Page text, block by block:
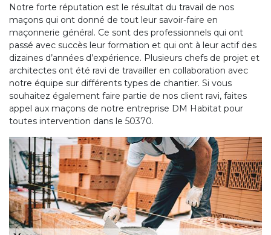
Notre forte réputation est le résultat du travail de nos
maçons qui ont donné de tout leur savoir-faire en
maçonnerie général. Ce sont des professionnels qui ont
passé avec succès leur formation et qui ont à leur actif des
dizaines d’années d’expérience. Plusieurs chefs de projet et
architectes ont été ravi de travailler en collaboration avec
notre équipe sur différents types de chantier. Si vous
souhaitez également faire partie de nos client ravi, faites
appel aux maçons de notre entreprise DM Habitat pour
toutes intervention dans le 50370.